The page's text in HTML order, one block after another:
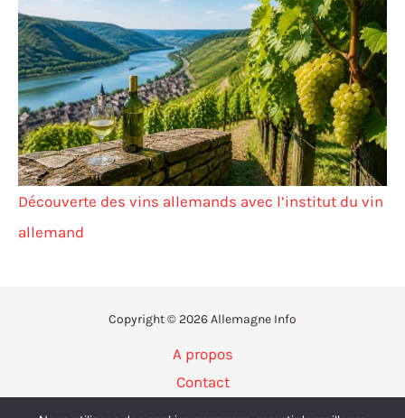
Découverte des vins allemands avec l’institut du vin
allemand
Copyright © 2026 Allemagne Info
A propos
Contact